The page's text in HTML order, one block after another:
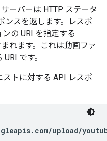
ーバーは HTTP ステータ
ンスを返します。レスポ
の URI を指定する
れます。これは動画ファ
です。
トに対する API レスポ
upload/